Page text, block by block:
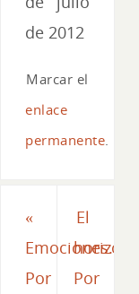
de 2012
Marcar el
enlace
permanente.
«
Emociones.
Por
El
horizonte.
Por